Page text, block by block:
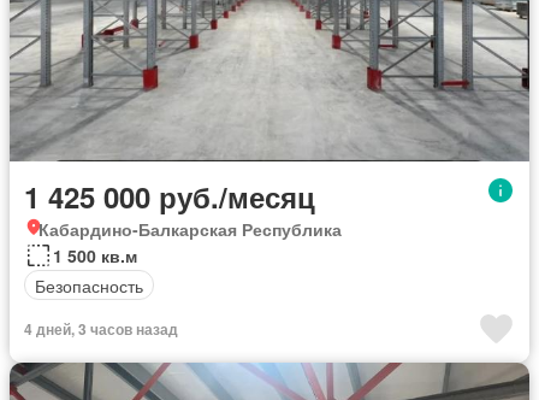
1 425 000 руб./месяц
Кабардино-Балкарская Республика
1 500 кв.м
Безопасность
4 дней, 3 часов назад